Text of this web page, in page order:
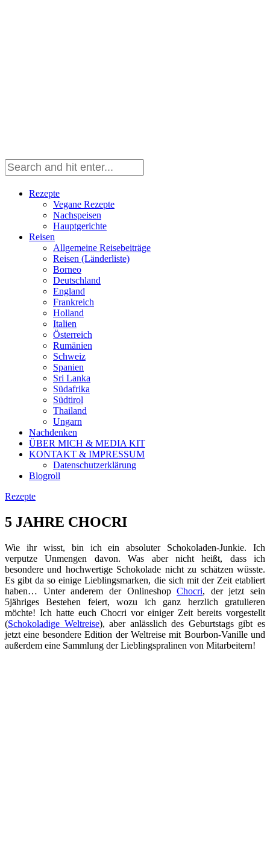
Rezepte
Vegane Rezepte
Nachspeisen
Hauptgerichte
Reisen
Allgemeine Reisebeiträge
Reisen (Länderliste)
Borneo
Deutschland
England
Frankreich
Holland
Italien
Österreich
Rumänien
Schweiz
Spanien
Sri Lanka
Südafrika
Südtirol
Thailand
Ungarn
Nachdenken
ÜBER MICH & MEDIA KIT
KONTAKT & IMPRESSUM
Datenschutzerklärung
Blogroll
Rezepte
5 JAHRE CHOCRI
Wie ihr wisst, bin ich ein absoluter Schokoladen-Junkie. Ich
verputze Unmengen davon. Was aber nicht heißt, dass ich
besondere und hochwertige Schokolade nicht zu schätzen wüsste.
Es gibt da so einige Lieblingsmarken, die sich mit der Zeit etabliert
haben… Unter anderem der OnlineshopChocri, der jetzt sein
5jähriges Bestehen feiert, wozu ich ganz herzlich gratulieren
möchte! Ich hatte euch Chocri vor einiger Zeit bereits vorgestellt
(Schokoladige Weltreise), aber anlässlich des Geburtstags gibt es
jetzt eine besondere Edition der Weltreise mit Bourbon-Vanille und
außerdem eine Sammlung der Lieblingspralinen von Mitarbeitern!